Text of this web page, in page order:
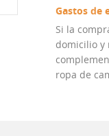
Gastos de
Si la
domicilio y
ropa de